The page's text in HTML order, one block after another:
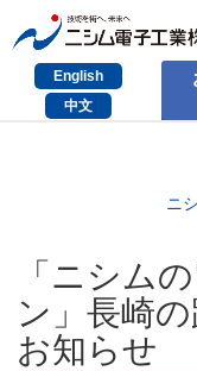
English
中文
ニ
「ニシム
ン」長崎
お知らせ